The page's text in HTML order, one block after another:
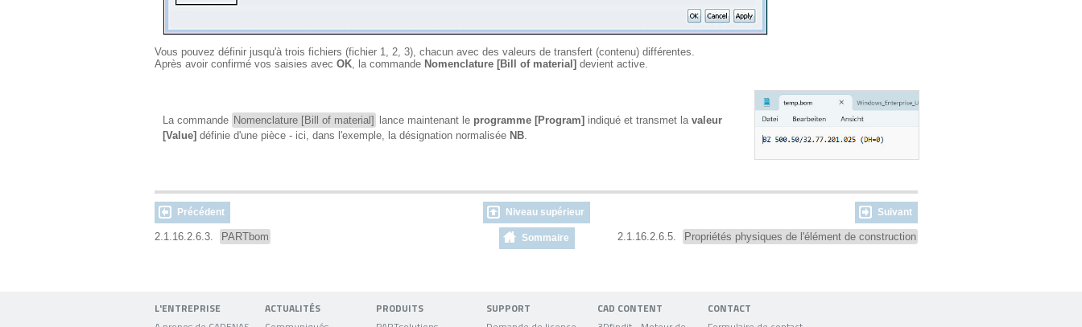
Vous pouvez définir jusqu'à trois fichiers (fichier 1, 2, 3), chacun avec des valeurs de transfert (contenu) différentes.
Après avoir confirmé vos saisies avec OK, la commande Nomenclature [Bill of material] devient active.
La commande Nomenclature [Bill of material] lance maintenant le programme [Program] indiqué et transmet la valeur
[Value] définie d'une pièce - ici, dans l'exemple, la désignation normalisée NB.
Précédent Niveau supérieur Suivant
2.1.16.2.6.3. PARTbom Sommaire 2.1.16.2.6.5. Propriétés physiques de l'élément de construction
L'ENTREPRISE ACTUALITÉS PRODUITS SUPPORT CAD CONTENT CONTACT